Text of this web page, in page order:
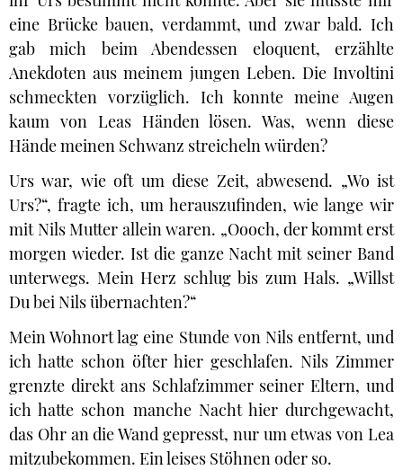
eine Brücke bauen, verdammt, und zwar bald. Ich
gab mich beim Abendessen eloquent, erzählte
Anekdoten aus meinem jungen Leben. Die Involtini
schmeckten vorzüglich. Ich konnte meine Augen
kaum von Leas Händen lösen. Was, wenn diese
Hände meinen Schwanz streicheln würden?
Urs war, wie oft um diese Zeit, abwesend. „Wo ist
Urs?“, fragte ich, um herauszufinden, wie lange wir
mit Nils Mutter allein waren. „Oooch, der kommt erst
morgen wieder. Ist die ganze Nacht mit seiner Band
unterwegs. Mein Herz schlug bis zum Hals. „Willst
Du bei Nils übernachten?“
Mein Wohnort lag eine Stunde von Nils entfernt, und
ich hatte schon öfter hier geschlafen. Nils Zimmer
grenzte direkt ans Schlafzimmer seiner Eltern, und
ich hatte schon manche Nacht hier durchgewacht,
das Ohr an die Wand gepresst, nur um etwas von Lea
mitzubekommen. Ein leises Stöhnen oder so.